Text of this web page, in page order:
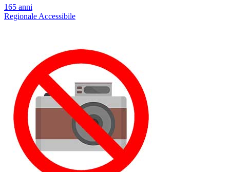
165 anni
Regionale Accessibile